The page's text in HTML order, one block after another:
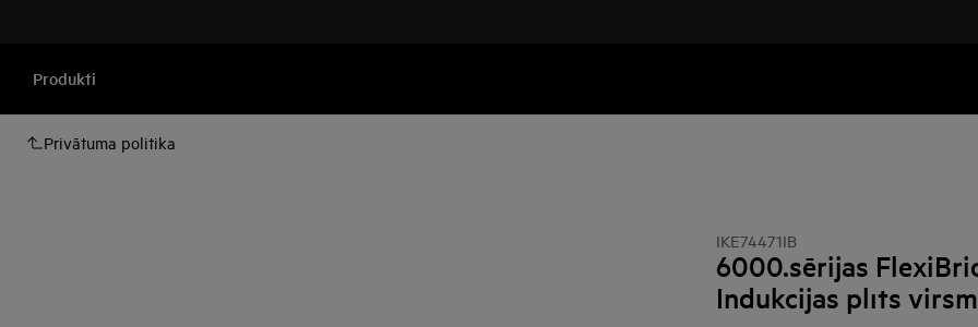
Produkti
Privātuma politika
IKE74471IB
6000.sērijas
Indukcijas plīts